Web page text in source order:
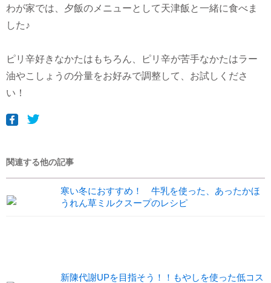
わが家では、夕飯のメニューとして天津飯と一緒に食べま
した♪
ピリ辛好きなかたはもちろん、ピリ辛が苦手なかたはラー
油やこしょうの分量をお好みで調整して、お試しくださ
い！
関連する他の記事
寒い冬におすすめ！ 牛乳を使った、あったかほ
うれん草ミルクスープのレシピ
新陳代謝UPを目指そう！！もやしを使った低コス